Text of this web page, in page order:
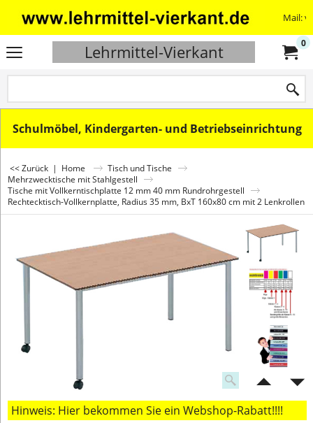
Mail:
Lehrmittel-Vierkant 0
Schulmöbel, Kindergarten- und Betriebseinrichtung
<< Zurück | Home
Tisch und Tische
Mehrzwecktische mit Stahlgestell
Tische mit Vollkerntischplatte 12 mm 40 mm Rundrohrgestell
Rechtecktisch-Vollkernplatte, Radius 35 mm, BxT 160x80 cm mit 2 Lenkrollen
Hinweis: Hier bekommen Sie ein Webshop-Rabatt!!!!